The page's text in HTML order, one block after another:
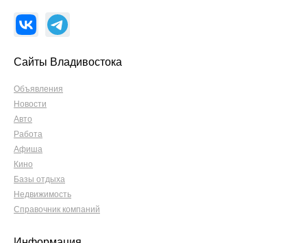
Сайты Владивостока
Объявления
Новости
Авто
Работа
Афиша
Кино
Базы отдыха
Недвижимость
Справочник компаний